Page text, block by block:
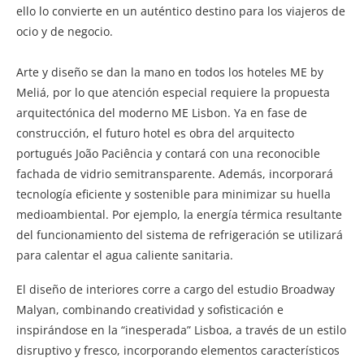
ello lo convierte en un auténtico destino para los viajeros de
ocio y de negocio.
Arte y diseño se dan la mano en todos los hoteles ME by
Meliá, por lo que atención especial requiere la propuesta
arquitectónica del moderno ME Lisbon. Ya en fase de
construcción, el futuro hotel es obra del arquitecto
portugués João Paciência y contará con una reconocible
fachada de vidrio semitransparente. Además, incorporará
tecnología eficiente y sostenible para minimizar su huella
medioambiental. Por ejemplo, la energía térmica resultante
del funcionamiento del sistema de refrigeración se utilizará
para calentar el agua caliente sanitaria.
El diseño de interiores corre a cargo del estudio Broadway
Malyan, combinando creatividad y sofisticación e
inspirándose en la “inesperada” Lisboa, a través de un estilo
disruptivo y fresco, incorporando elementos característicos